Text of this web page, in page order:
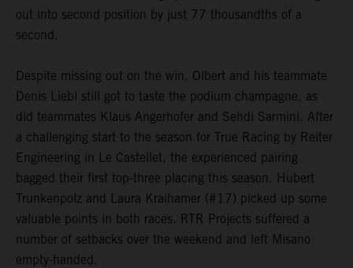
out into second position by just 77 thousandths of a
second.
Despite missing out on the win, Olbert and his teammate
Denis Liebl still got to taste the podium champagne, as
did teammates Klaus Angerhofer and Sehdi Sarmini. After
a challenging start to the season for True Racing by Reiter
Engineering in Le Castellet, the experienced pairing
bagged their first top-three placing this season. Hubert
Trunkenpolz and Laura Kraihamer (#17) picked up some
valuable points in both races. RTR Projects suffered a
number of setbacks over the weekend and left Misano
empty-handed.